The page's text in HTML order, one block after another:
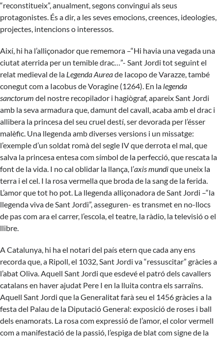
“reconstitueix”, anualment, segons convingui als seus
protagonistes. És a dir, a les seves emocions, creences, ideologies,
projectes, intencions o interessos.
Així, hi ha l’alliçonador que rememora –“Hi havia una vegada una
ciutat aterrida per un temible drac…”- Sant Jordi tot seguint el
relat medieval de la Legenda Aureade Iacopo de Varazze, també
conegut com a Iacobus de Voragine (1264). En la legenda
sanctorum del nostre recopilador i hagiògraf, apareix Sant Jordi
amb la seva armadura que, damunt del cavall, acaba amb el drac i
allibera la princesa del seu cruel destí, ser devorada per l’ésser
malèfic. Una llegenda amb diverses versions i un missatge:
l’exemple d’un soldat romà del segle IV que derrota el mal, que
salva la princesa entesa com símbol de la perfecció, que rescata la
font de la vida. I no cal oblidar la llança, l’axis mundique uneix la
terra i el cel. I la rosa vermella que broda de la sang de la ferida.
L’amor que tot ho pot. La llegenda alliçonadora de Sant Jordi –“la
llegenda viva de Sant Jordi”, asseguren- es transmet en no-llocs
de pas com ara el carrer, l’escola, el teatre, la ràdio, la televisió o el
llibre.
A Catalunya, hi ha el notari del país etern que cada any ens
recorda que, a Ripoll, el 1032, Sant Jordi va “ressuscitar” gràcies a
l’abat Oliva. Aquell Sant Jordi que esdevé el patró dels cavallers
catalans en haver ajudat Pere I en la lluita contra els sarraïns.
Aquell Sant Jordi que la Generalitat farà seu el 1456 gràcies a la
festa del Palau de la Diputació General: exposició de roses i ball
dels enamorats. La rosa com expressió de l’amor, el color vermell
com a manifestació de la passió, l’espiga de blat com signe de la